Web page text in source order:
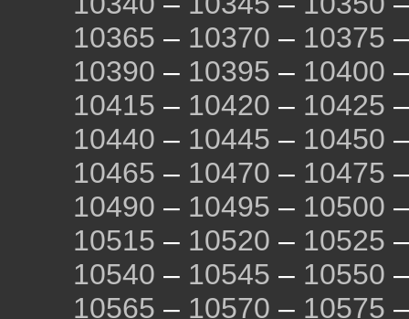
10365 – 10370 – 10375
10390 – 10395 – 10400
10415 – 10420 – 10425
10440 – 10445 – 10450
10465 – 10470 – 10475
10490 – 10495 – 10500
10515 – 10520 – 10525
10540 – 10545 – 10550
10565 – 10570 – 10575